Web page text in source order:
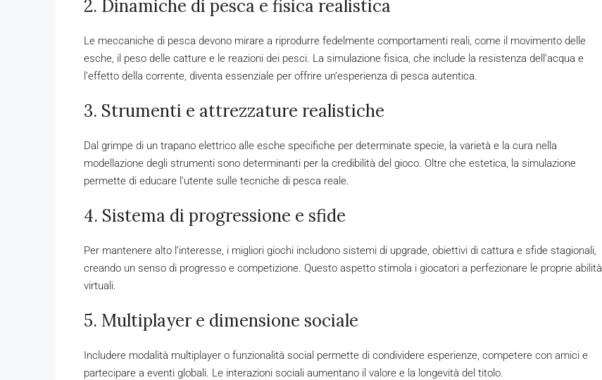
2. Dinamiche di pesca e fisica realistica
Le meccaniche di pesca devono mirare a riprodurre fedelmente comportamenti reali, come il movimento delle
esche, il peso delle catture e le reazioni dei pesci. La simulazione fisica, che include la resistenza dell’acqua e
l’effetto della corrente, diventa essenziale per offrire un’esperienza di pesca autentica.
3. Strumenti e attrezzature realistiche
Dal grimpe di un trapano elettrico alle esche specifiche per determinate specie, la varietà e la cura nella
modellazione degli strumenti sono determinanti per la credibilità del gioco. Oltre che estetica, la simulazione
permette di educare l’utente sulle tecniche di pesca reale.
4. Sistema di progressione e sfide
Per mantenere alto l’interesse, i migliori giochi includono sistemi di upgrade, obiettivi di cattura e sfide stagionali,
creando un senso di progresso e competizione. Questo aspetto stimola i giocatori a perfezionare le proprie abilità
virtuali.
5. Multiplayer e dimensione sociale
Includere modalità multiplayer o funzionalità social permette di condividere esperienze, competere con amici e
partecipare a eventi globali. Le interazioni sociali aumentano il valore e la longevità del titolo.